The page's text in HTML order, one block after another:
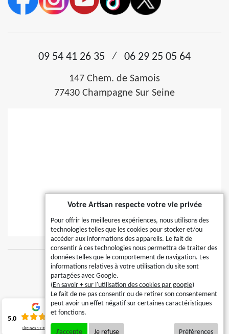
09 54 41 26 35 / 06 29 25 05 64
147 Chem. de Samois
77430 Champagne Sur Seine
© 2024 - 2026 Tous droits réservés
Mentions Légales
SIRET : 534.521.448
Votre Artisan respecte votre vie privée
Pour offrir les meilleures expériences, nous utilisons des
technologies telles que les cookies pour stocker et/ou
accéder aux informations des appareils. Le fait de
consentir à ces technologies nous permettra de traiter des
données telles que le comportement de navigation. Les
informations relatives à votre utilisation du site sont
partagées avec Google.
(En savoir + sur l'utilisation des cookies par google)
Le fait de ne pas consentir ou de retirer son consentement
peut avoir un effet négatif sur certaines caractéristiques
et fonctions.
J'accepte Je refuse Préférences
5.0
Lire nos17 avis